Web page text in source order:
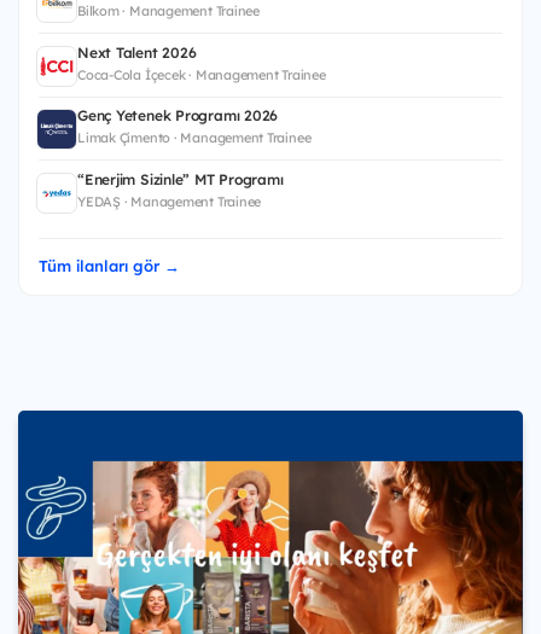
Bilkom · Management Trainee
Next Talent 2026
Coca-Cola İçecek · Management Trainee
Genç Yetenek Programı 2026
Limak Çimento · Management Trainee
“Enerjim Sizinle” MT Programı
YEDAŞ · Management Trainee
Tüm ilanları gör →